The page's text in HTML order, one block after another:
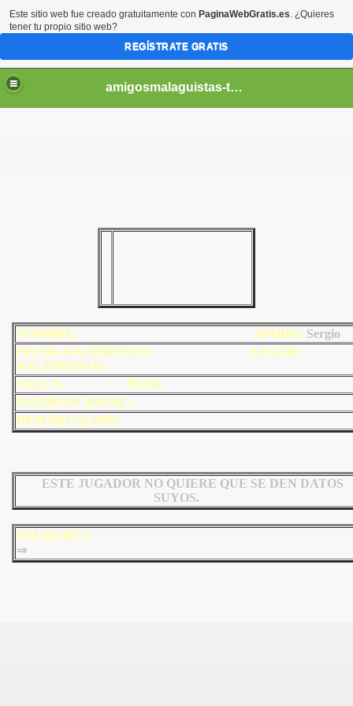
amigosmalaguistas-temporadas
NOMBRE: APODO: Sergio
FECHA NACIMIENTO:
LUGAR
NACIMIENTO:
TALLA: PESO:
INTERNACIONAL:
DEMARCACIÓN:
ESTE JUGADOR NO QUIERE QUE SE DEN DATOS
SUYOS.
PALMARÉS:
⇒
Este sitio web fue creado gratuitamente con PaginaWebGratis.es. ¿Quieres
tener tu propio sitio web?
REGÍSTRATE GRATIS